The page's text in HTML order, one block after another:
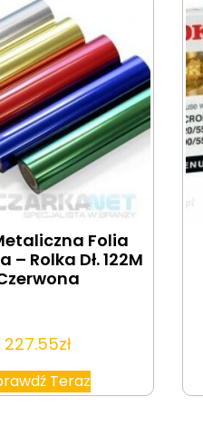
Folia
– Rolka Dł. 122M
227.55zł
Teraz